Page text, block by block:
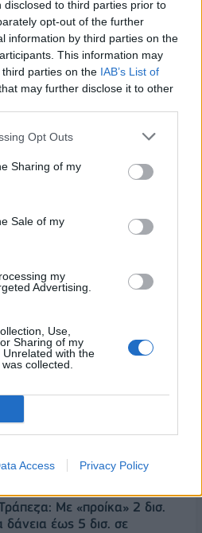
to third parties prior to
opt-out of the further
information by third parties on the
This information may
parties on the IAB’s List of
may further disclose it to other
Opt Outs
Sharing of my
Sale of my
my
Advertising.
Use,
Sharing of my
with the
collected.
Access Privacy Policy
Τουρισμό: Οι νέοι
νησιά και προορισμούς υπό
έως τις 14 Αυγούστου
και SEE Capital
άνοδος
τις αρχές του έτους
για τις τιμές στο ράφι
υποδομή για την
υγείας προς όφελος
Με «προίκα» 2 δισ.
δάνεια έως 5 δισ. σε